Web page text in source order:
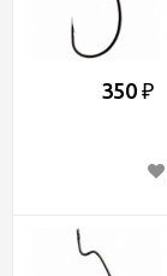
350 ₽